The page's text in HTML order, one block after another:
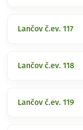
Lančov č.ev. 117
Lančov č.ev. 118
Lančov č.ev. 119